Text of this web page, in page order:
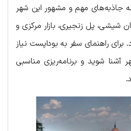
جاذبه‌های مهم و مشهور این شهر
شیشی، پل زنجیری، بازار مرکزی و
برای راهنمای سفر به بوداپست نیاز
آشنا شوید و برنامه‌ریزی مناسبی